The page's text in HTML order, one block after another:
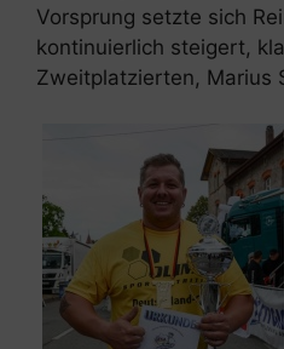
Vorsprung setzte sich
kontinuierlich steigert,
Zweitplatzierten, Marius